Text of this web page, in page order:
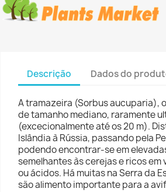
Descrição Dados do
A tramazeira (Sorbus aucuparia),
de tamanho mediano, raramente
(excecionalmente até os 20 m).
Islândia à Rússia, passando pela
podendo encontrar-se em
semelhantes às cerejas e ricos
ou ácidos. Há muitas na Serra da
são alimento importante para a